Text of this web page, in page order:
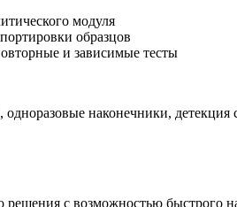
модуля
образцов
и зависимые тесты
одноразовые наконечники,
решения с возможностью быстрого